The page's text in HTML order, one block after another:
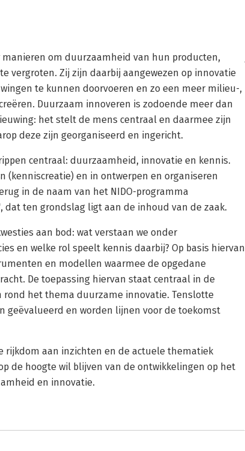
om duurzaamheid van hun producten,
vergroten. Zij zijn daarbij aangewezen op innovatie
te kunnen doorvoeren en zo een meer milieu-,
Duurzaam innoveren is zodoende meer dan
het stelt de mens centraal en daarmee zijn
deze zijn georganiseerd en ingericht.
centraal: duurzaamheid, innovatie en kennis.
(kenniscreatie) en in ontwerpen en organiseren
in de naam van het NIDO-programma
dat ten grondslag ligt aan de inhoud van de zaak.
aan bod: wat verstaan we onder
en welke rol speelt kennis daarbij? Op basis hiervan
en modellen waarmee de opgedane
De toepassing hiervan staat centraal in de
rond het thema duurzame innovatie. Tenslotte
geëvalueerd en worden lijnen voor de toekomst
rijkdom aan inzichten en de actuele thematiek
de hoogte wil blijven van de ontwikkelingen op het
en innovatie.